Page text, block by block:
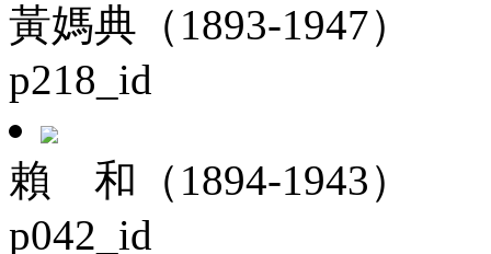
黃媽典（1893-1947）
p218_id
賴 和（1894-1943）
p042_id